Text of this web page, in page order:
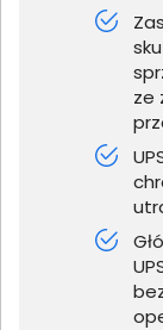
ze